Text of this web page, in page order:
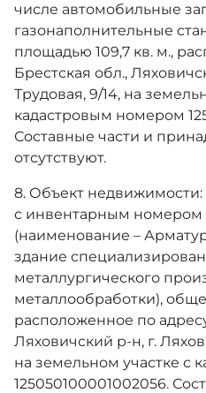
числе автомобильные
газонаполнительные
площадью 109,7 кв. м.,
Брестская обл.,
Трудовая, 9/14, на
кадастровым номером
Составные части и
отсутствуют.
8. Объект недвижимости:
с инвентарным номером
(наименование –
здание
металлургического
металлообработки),
расположенное по
Ляховичский р-н, г.
на земельном участке с
125050100001002056.